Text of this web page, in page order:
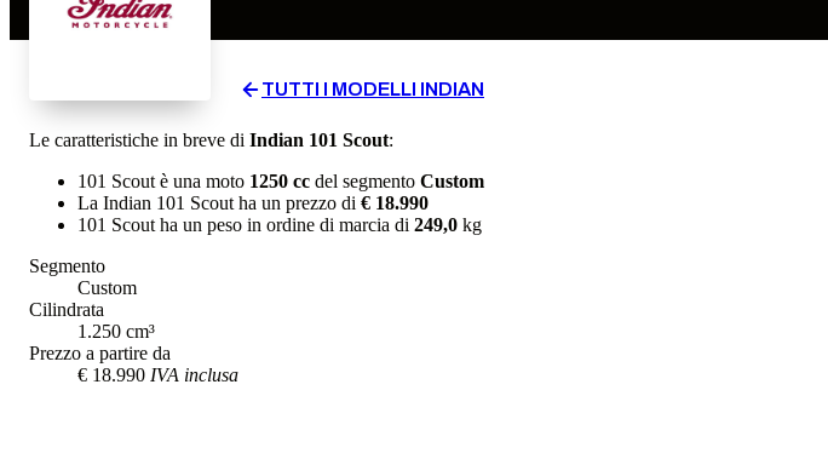
TUTTI I MODELLI INDIAN
Le caratteristiche in breve di Indian 101 Scout:
101 Scout è una moto 1250 cc del segmento Custom
La Indian 101 Scout ha un prezzo di € 18.990
101 Scout ha un peso in ordine di marcia di 249,0 kg
Segmento
Custom
Cilindrata
1.250 cm³
Prezzo a partire da
€ 18.990 IVA inclusa